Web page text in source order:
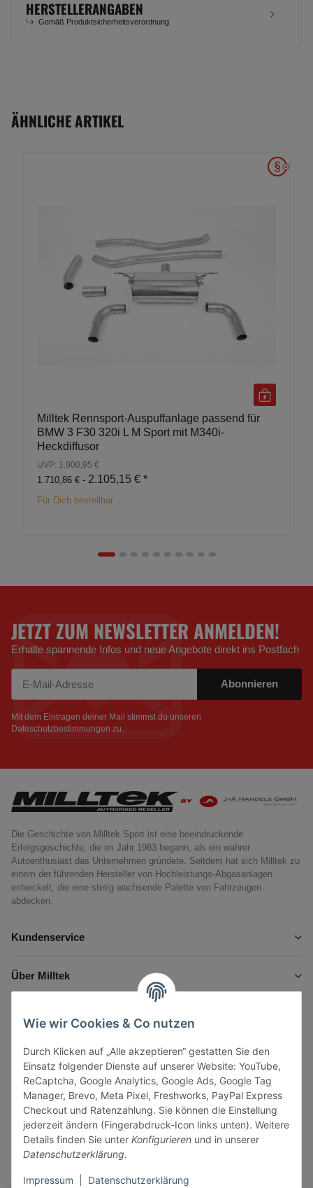
Wie wir Cookies & Co nutzen
Durch Klicken auf „Alle akzeptieren“ gestatten Sie den
Einsatz folgender Dienste auf unserer Website: YouTube,
ReCaptcha, Google Analytics, Google Ads, Google Tag
Manager, Brevo, Meta Pixel, Freshworks, PayPal Express
Checkout und Ratenzahlung. Sie können die Einstellung
jederzeit ändern (Fingerabdruck-Icon links unten). Weitere
Details finden Sie unter Konfigurieren und in unserer
Datenschutzerklärung.
Impressum Datenschutzerklärung
HERSTELLERANGABEN
Gemäß Produktsicherheitsverordnung
ÄHNLICHE ARTIKEL
Milltek Rennsport-Auspuffanlage passend für
BMW 3 F30 320i L M Sport mit M340i-
Heckdiffusor
UVP: 1.900,95 €
1.710,86 € - 2.105,15 € *
Für Dich bestellbar
JETZT ZUM NEWSLETTER ANMELDEN!
Erhalte spannende Infos und neue Angebote direkt ins Postfach
Abonnieren
Mit dem Eintragen deiner Mail stimmst du unseren
Dateschutzbestimmungen zu.
Die Geschichte von Milltek Sport ist eine beeindruckende
Erfolgsgeschichte, die im Jahr 1983 begann, als ein wahrer
Autoenthusiast das Unternehmen gründete. Seitdem hat sich Milltek zu
einem der führenden Hersteller von Hochleistungs-Abgasanlagen
entwickelt, die eine stetig wachsende Palette von Fahrzeugen
abdecken.
Kundenservice
Über Milltek
Gesetzliche Informationen
Vertrag widerrufen
Sicher bezahlen via: